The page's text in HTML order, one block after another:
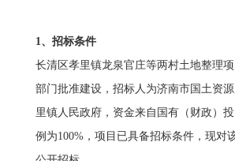
1 、招标条件
长清区孝里镇龙泉官庄等两村土地整理
部门批准建设，招标人为济南市国土资
里镇人民政府，资金来自国有（财政）
例为100%，项目已具备招标条件，现对